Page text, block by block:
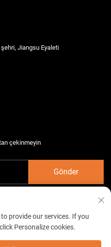
Jiangsu Eyaleti
çekinmeyin
Gönder
Elektromekanik Co. Ltd. Tüm
provide our services. If you
Personalize cookies.